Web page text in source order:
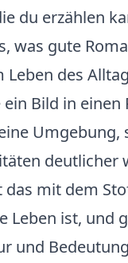
du erzählen
was gute
Leben des
ein Bild in einen
Umgebung,
deutlicher
das mit dem
Leben ist, und
und